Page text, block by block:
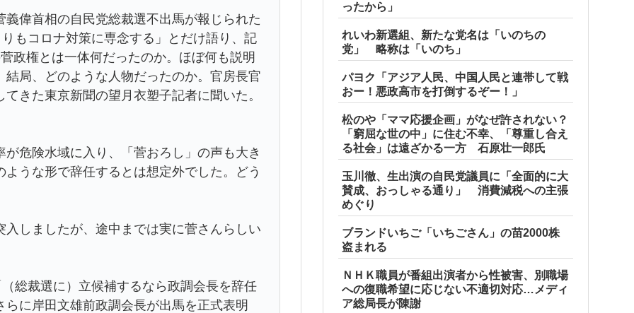
偉首相の自民党総裁選不出馬が報じられた
もコロナ対策に専念する」とだけ語り、記
政権とは一体何だったのか。ほぼ何も説明
局、どのような人物だったのか。官房長官
きた東京新聞の望月衣塑子記者に聞いた。
危険水域に入り、「菅おろし」の声も大き
うな形で辞任するとは想定外でした。どう
しましたが、途中までは実に菅さんらしい
総裁選に）立候補するなら政調会長を辞任
に岸田文雄前政調会長が出馬を正式表明
ったから」
れいわ新選組、新たな党名は「いのちの
党」 略称は「いのち」
パヨク「アジア人民、中国人民と連帯して戦
おー！悪政高市を打倒するぞー！」
松のや「ママ応援企画」がなぜ許されない？
「窮屈な世の中」に住む不幸、「尊重し合え
る社会」は遠ざかる一方 石原壮一郎氏
玉川徹、生出演の自民党議員に「全面的に大
賛成、おっしゃる通り」 消費減税への主張
めぐり
ブランドいちご「いちごさん」の苗2000株
盗まれる
ＮＨＫ職員が番組出演者から性被害、別職場
への復職希望に応じない不適切対応…メディ
ア総局長が陳謝